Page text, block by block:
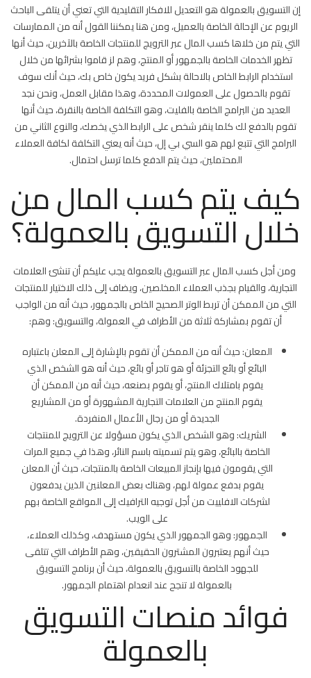
إن التسويق بالعمولة هو التعديل للافكار التقليدية التي تعني أن يتلقى الباحث
الريوم عن الإحالة الخاصة بالعميل، ومن هنا يمكننا القول أنه من الممارسات
التي يتم من خلاها كسب المال عبر الترويج للمنتجات الخاصة بالآخرين، حيث أنها
تظهر الخدمات الخاصة بالجمهور أو المنتج، وهم لز قاموا بشرائها من خلال
استخدام الرابط الخاص بالاحالة بشكل فريد يكون خاص بك، حيث أنك سوف
تقوم بالحصول على العمولات المحددة، وهذا مقابل العمل، ونحن نجد
العديد من البرامج الخاصة بالفليت، وهو التكلفة الخاصة بالنقرة، حيث أنها
تقوم بالدفع لك كلما ينقر شخص على الرابط الذي يخصك، والنوع الثاني من
البرامج التي تتبع لهم هو السي بي إل، حيث أنه يعني التكلفة لكافة العملاء
المحتملين، حيث يتم الدفع كلما ترسل احتمال.
كيف يتم كسب المال من
خلال التسويق بالعمولة؟
ومن أجل كسب المال عبر التسويق بالعمولة يجب عليكم أن تنشئ العلامات
التجارية، والقيام بجذب العملاء المخلصين، ويضاف إلى ذلك الاختيار للمنتجات
التي من الممكن أن تربط الوتر الصحيح الخاص بالجمهور، حيث أنه من الواجب
أن تقوم بمشاركة ثلاثة من الأطراف في العمولة، والتسويق: وهم:
المعلن: حيث أنه من الممكن أن تقوم بالإشارة إلى المعلن باعتباره
البائع أو بائع التجزئة أو هو تاجر أو بائع، حيث أنه هو الشخص الذي
يقوم بامتلاك المنتج، أو يقوم بصنعه، حيث أنه من الممكن أن
يقوم المنتج من العلامات التجارية المشهورة أو من المشاريع
الجديدة أو من رجال الأعمال المنفردة.
الشريك: وهو الشخص الذي يكون مسؤولا عن الترويج للمنتجات
الخاصة بالبائع، وهو يتم تسميته باسم النائر، وهذا في جميع المرات
التي يقومون فيها بإنجاز المبيعات الخاصة بالمنتجات، حيث أن المعلن
يقوم بدفع عمولة لهم، وهناك بعض المعلنين الذين يدفعون
لشركات الافلييت من أجل توجيه الترافيك إلى المواقع الخاصة بهم
على الويب.
الجمهور: وهو الجمهور الذي يكون مستهدف، وكذلك العملاء،
حيث أنهم يعتبرون المشترون الحقيقين، وهم الأطراف التي تتلقى
للجهود الخاصة بالتسويق بالعمولة، حيث أن برنامج التسويق
بالعمولة لا تنجح عند انعدام اهتمام الجمهور.
فوائد منصات التسويق
بالعمولة